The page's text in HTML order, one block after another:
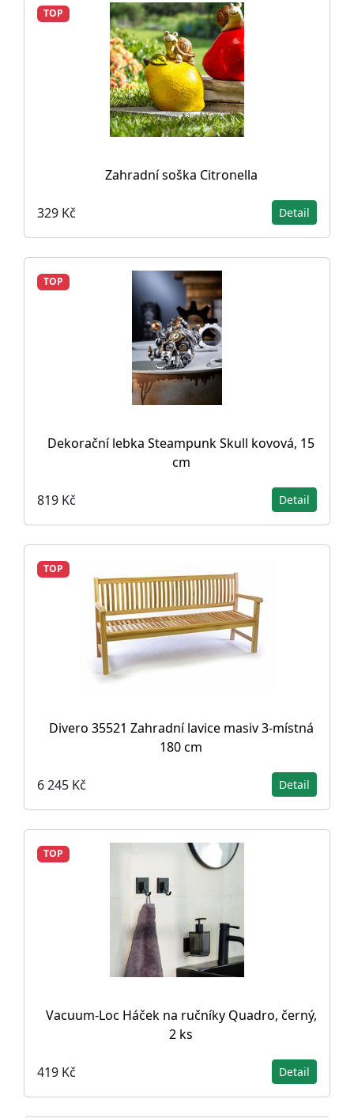
TOP
Zahradní soška Citronella
329 Kč Detail
TOP
Dekorační lebka Steampunk Skull kovová, 15
cm
819 Kč Detail
TOP
Divero 35521 Zahradní lavice masiv 3-místná
180 cm
6 245 Kč Detail
TOP
Vacuum-Loc Háček na ručníky Quadro, černý,
2 ks
419 Kč Detail